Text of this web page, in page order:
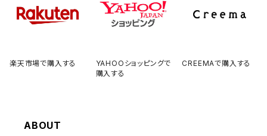
楽天市場で購入する
YAHOOショッピングで
購入する
CREEMAで購入する
ABOUT